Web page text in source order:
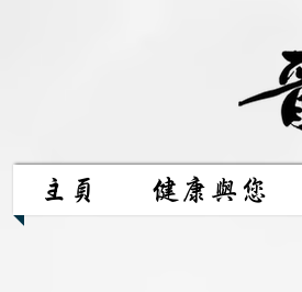
主頁 健康與您